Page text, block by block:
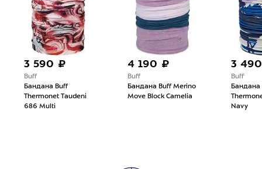
3 590 ₽
Buff
Бандана Buff
Thermonet Taudeni
686 Multi
4 190 ₽
Buff
Бандана Buff Merino
Move Block Camelia
3
Buff
Бандана
Navy